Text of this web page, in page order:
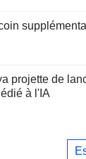
projette de
à l'IA